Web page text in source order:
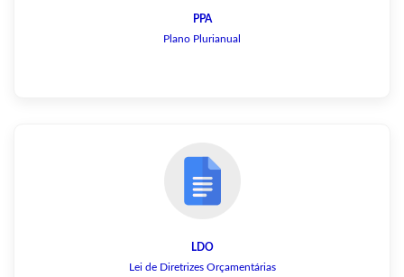
PPA
Plano Plurianual
LDO
Lei de Diretrizes Orçamentárias